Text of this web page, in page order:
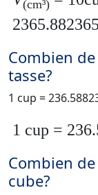
(cm³)
Combien
tasse?
1 cup =
1 cup =
Combien
cube?